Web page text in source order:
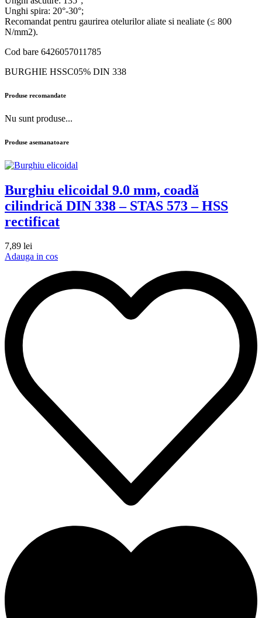
Unghi spira: 20°-30°;
Recomandat pentru gaurirea otelurilor aliate si nealiate (≤ 800
N/mm2).
Cod bare 6426057011785
BURGHIE HSSC05% DIN 338
Produse recomandate
Nu sunt produse...
Produse asemanatoare
Burghiu elicoidal 9.0 mm, coadă
cilindrică DIN 338 – STAS 573 – HSS
rectificat
7,89 lei
Adauga in cos